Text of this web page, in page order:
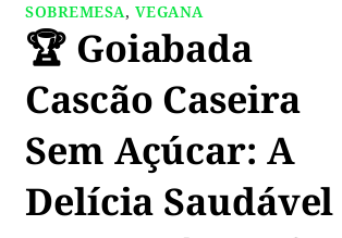
SOBREMESA, VEGANA
🏆 Goiabada
Cascão Caseira
Sem Açúcar: A
Delícia Saudável